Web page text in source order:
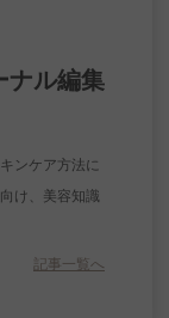
ナル編集
ンケア方法に
け、美容知識
記事一覧へ